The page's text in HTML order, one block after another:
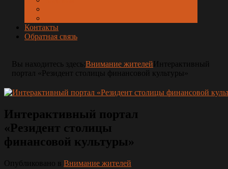
Контакты
Обратная связь
Вы находитесь здесь:Внимание жителейИнтерактивный
портал «Резидент столицы финансовой культуры»
Интерактивный портал
«Резидент столицы
финансовой культуры»
Опубликовано в Внимание жителей